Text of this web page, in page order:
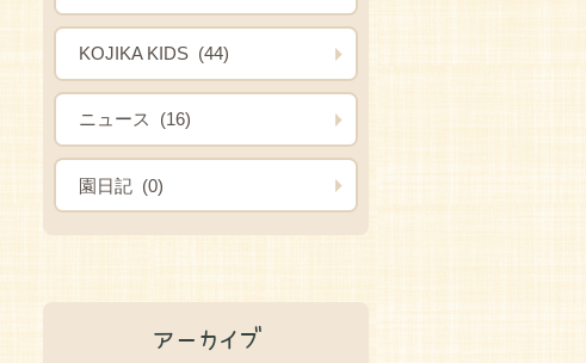
KOJIKA KIDS (44)
ニュース (16)
園日記 (0)
アーカイブ